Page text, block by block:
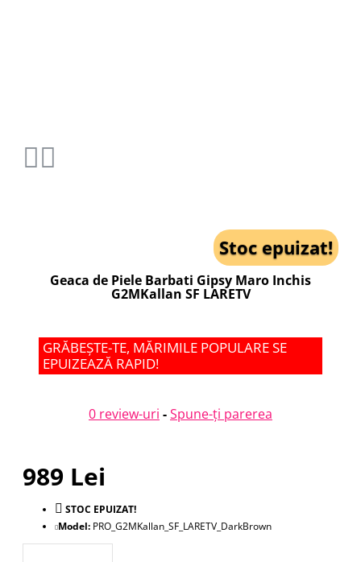
Stoc epuizat!
Geaca de Piele Barbati Gipsy Maro Inchis
G2MKallan SF LARETV
GRĂBEȘTE-TE, MĂRIMILE POPULARE SE
EPUIZEAZĂ RAPID!
0 review-uri -Spune-ţi parerea
989 Lei
STOC EPUIZAT!
Model: PRO_G2MKallan_SF_LARETV_DarkBrown